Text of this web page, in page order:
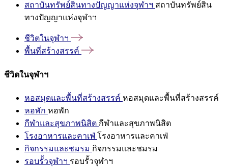
สถาบันทรัพย์สินทางปัญญาแห่งจุฬาฯ สถาบันทรัพย์สิน
ทางปัญญาแห่งจุฬาฯ
ชีวิตในจุฬาฯ
พื้นที่สร้างสรรค์
ชีวิตในจุฬาฯ
หอสมุดและพื้นที่สร้างสรรค์ หอสมุดและพื้นที่สร้างสรรค์
หอพัก หอพัก
กีฬาและสุขภาพนิสิต กีฬาและสุขภาพนิสิต
โรงอาหารและคาเฟ่ โรงอาหารและคาเฟ่
กิจกรรมและชมรม กิจกรรมและชมรม
รอบรั้วจุฬาฯ รอบรั้วจุฬาฯ